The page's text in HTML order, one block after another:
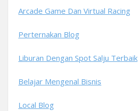
Arcade Game Dan Virtual Racing
Perternakan Blog
Liburan Dengan Spot Salju Terbaik
Belajar Mengenal Bisnis
Local Blog